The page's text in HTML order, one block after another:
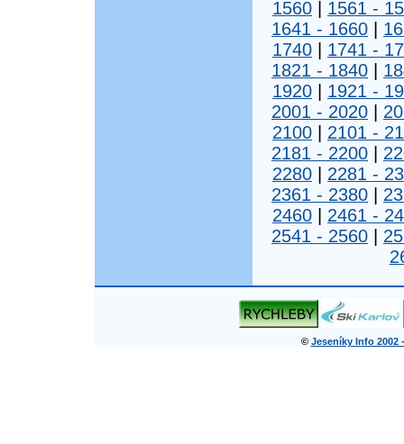
1560
1561 -
1641 - 1660
1740
1741 -
1821 - 1840
1920
1921 -
2001 - 2020
2100
2101 -
2181 - 2200
2280
2281 -
2361 - 2380
2460
2461 -
2541 - 2560
© Jeseníky Info 2002